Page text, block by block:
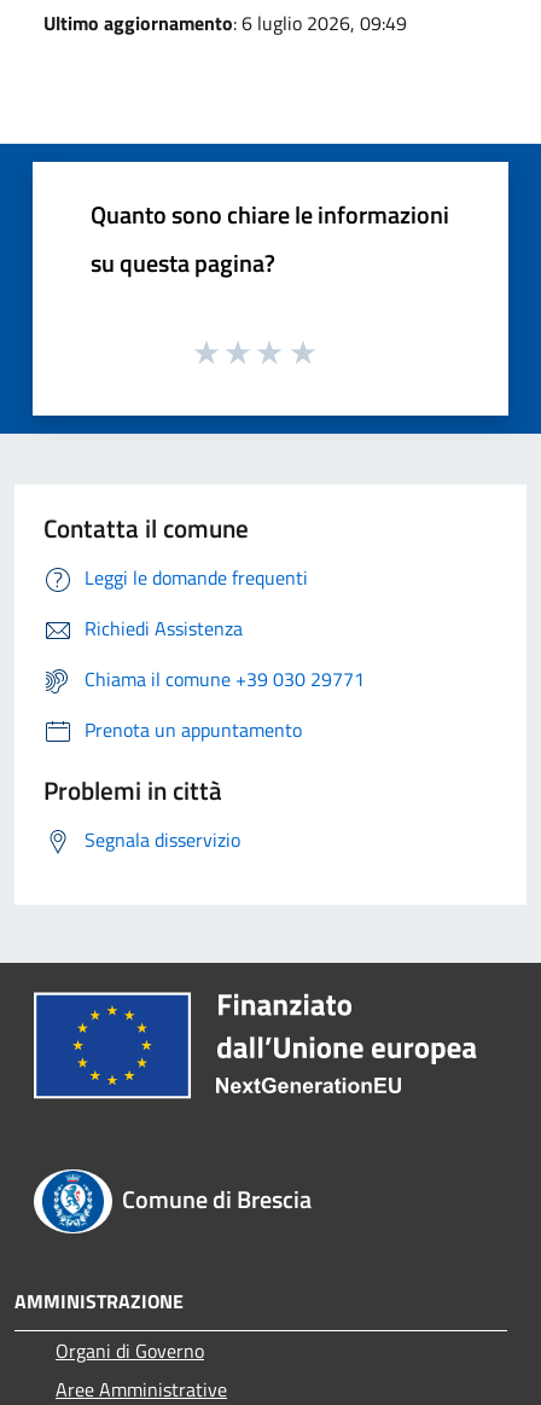
Ultimo aggiornamento: 6 luglio 2026, 09:49
Quanto sono chiare le informazioni
su questa pagina?
Contatta il comune
Leggi le domande frequenti
Richiedi Assistenza
Chiama il comune +39 030 29771
Prenota un appuntamento
Problemi in città
Segnala disservizio
Comune di Brescia
AMMINISTRAZIONE
Organi di Governo
Aree Amministrative